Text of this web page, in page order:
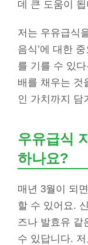
데 큰 도움이
저는 우유급식
음식’에 대한
를 기를 수 있
배를 채우는 것
인 가치까지 담
우유급식
하나요?
매년 3월이 되
할 수 있어요.
즈나 발효유 같
수 있답니다.